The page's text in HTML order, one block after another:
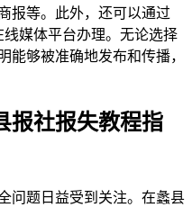
报等。此外，还可以通过
媒体平台办理。无论选择
能够被准确地发布和传播，
社报失教程指
问题日益受到关注。在蠡县